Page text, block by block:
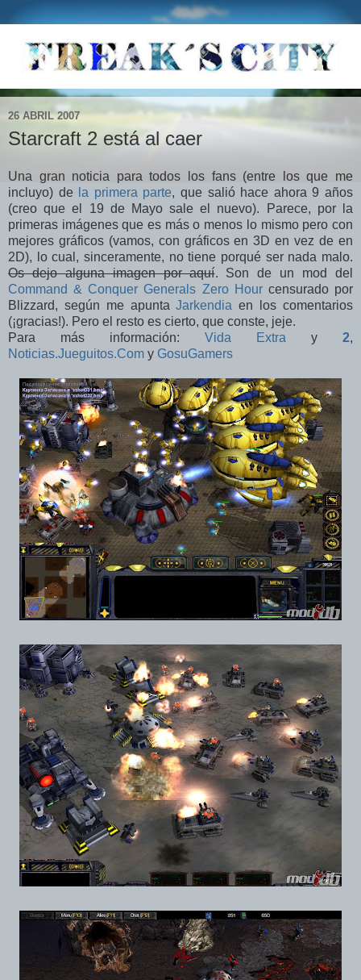
26 ABRIL 2007
Starcraft 2 está al caer
Una gran noticia para todos los fans (entre los que me
incluyo) de la primera parte, que salió hace ahora 9 años
(creo que el 19 de Mayo sale el nuevo). Parece, por la
primeras imágenes que es más o menos lo mismo pero con
mejores gráficos (vamos, con gráficos en 3D en vez de en
2D), lo cual, sinceramente, no tiene porqué ser nada malo.
Os dejo alguna imagen por aquí. Son de un mod del
Command & Conquer Generals Zero Hourcensurado por
Blizzard, según me apuntaJarkendia en los comentarios
(¡gracias!). Pero el resto es cierto, que conste, jeje.
Para más información: Vida Extra y 2,
Noticias.Jueguitos.Com y GosuGamers